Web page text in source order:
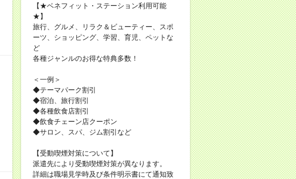
【★ベネフィット・ステーション利用可能
★】
旅行、グルメ、リラク＆ビューティー、スポ
ーツ、ショッピング、学習、育児、ペットな
ど
各種ジャンルのお得な特典多数！
＜一例＞
◆テーマパーク割引
◆宿泊、旅行割引
◆各種飲食店割引
◆飲食チェーン店クーポン
◆サロン、スパ、ジム割引など
【受動喫煙対策について】
派遣先により受動喫煙対策が異なります。
詳細は職場見学時及び条件明示書にて通知致